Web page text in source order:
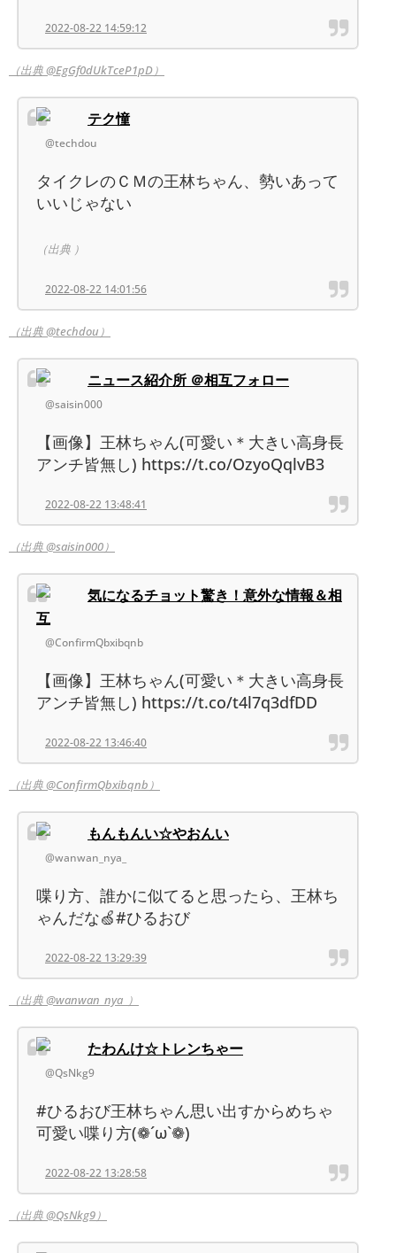
2022-08-22 14:59:12
（出典 @EgGf0dUkTceP1pD）
テク憧
@techdou
タイクレのＣＭの王林ちゃん、勢いあって
いいじゃない
（出典 ）
2022-08-22 14:01:56
（出典 @techdou）
ニュース紹介所 ＠相互フォロー
@saisin000
【画像】王林ちゃん(可愛い＊大きい高身長
アンチ皆無し) https://t.co/OzyoQqlvB3
2022-08-22 13:48:41
（出典 @saisin000）
気になるチョット驚き！意外な情報＆相
互
@ConfirmQbxibqnb
【画像】王林ちゃん(可愛い＊大きい高身長
アンチ皆無し) https://t.co/t4l7q3dfDD
2022-08-22 13:46:40
（出典 @ConfirmQbxibqnb）
もんもんい☆やおんい
@wanwan_nya_
喋り方、誰かに似てると思ったら、王林ち
ゃんだな🍏#ひるおび
2022-08-22 13:29:39
（出典 @wanwan_nya_）
たわんけ☆トレンちゃー
@QsNkg9
#ひるおび王林ちゃん思い出すからめちゃ
可愛い喋り方(❁´ω`❁)
2022-08-22 13:28:58
（出典 @QsNkg9）